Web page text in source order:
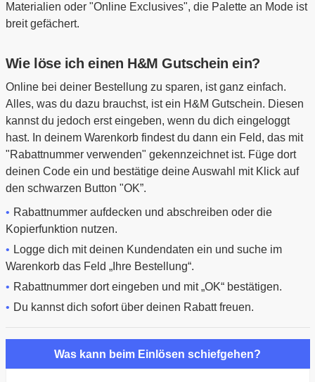
Materialien oder "Online Exclusives", die Palette an Mode ist
breit gefächert.
Wie löse ich einen H&M Gutschein ein?
Online bei deiner Bestellung zu sparen, ist ganz einfach.
Alles, was du dazu brauchst, ist ein H&M Gutschein. Diesen
kannst du jedoch erst eingeben, wenn du dich eingeloggt
hast. In deinem Warenkorb findest du dann ein Feld, das mit
"Rabattnummer verwenden" gekennzeichnet ist. Füge dort
deinen Code ein und bestätige deine Auswahl mit Klick auf
den schwarzen Button "OK”.
Rabattnummer aufdecken und abschreiben oder die
Kopierfunktion nutzen.
Logge dich mit deinen Kundendaten ein und suche im
Warenkorb das Feld „Ihre Bestellung“.
Rabattnummer dort eingeben und mit „OK“ bestätigen.
Du kannst dich sofort über deinen Rabatt freuen.
Was kann beim Einlösen schiefgehen?